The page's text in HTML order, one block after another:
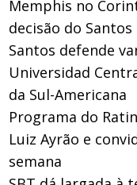
Memphis no
decisão do
Santos defende
Universidad
da Sul-Americana
Programa do
Luiz Ayrão e
semana